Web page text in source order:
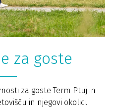
za goste
za goste Term Ptuj in
in njegovi okolici.